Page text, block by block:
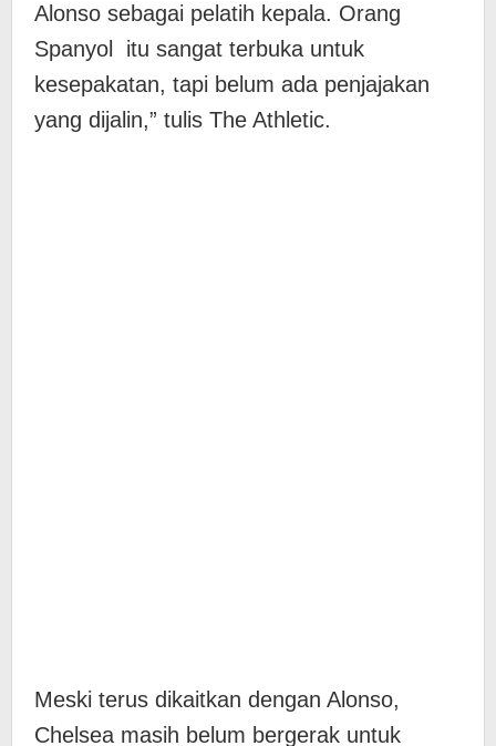
Alonso sebagai pelatih kepala. Orang
Spanyol itu sangat terbuka untuk
kesepakatan, tapi belum ada penjajakan
yang dijalin,” tulis The Athletic.
Meski terus dikaitkan dengan Alonso,
Chelsea masih belum bergerak untuk